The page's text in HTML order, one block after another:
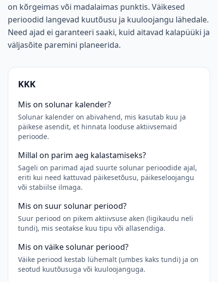
on kõrgeimas või madalaimas punktis. Väikesed
perioodid langevad kuutõusu ja kuuloojangu lähedale.
Need ajad ei garanteeri saaki, kuid aitavad kalapüüki ja
väljasõite paremini planeerida.
KKK
Mis on solunar kalender?
Solunar kalender on abivahend, mis kasutab kuu ja
päikese asendit, et hinnata looduse aktiivsemaid
perioode.
Millal on parim aeg kalastamiseks?
Sageli on parimad ajad suurte solunar perioodide ajal,
eriti kui need kattuvad päikesetõusu, päikeseloojangu
või stabiilse ilmaga.
Mis on suur solunar periood?
Suur periood on pikem aktiivsuse aken (ligikaudu neli
tundi), mis seotakse kuu tipu või allasendiga.
Mis on väike solunar periood?
Väike periood kestab lühemalt (umbes kaks tundi) ja on
seotud kuutõusuga või kuuloojanguga.